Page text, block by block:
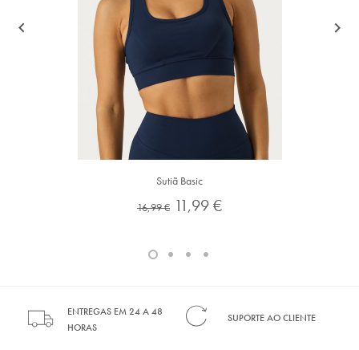
Sutiã Basic
Preço
16,99 € Preço
11,99 €
 
ENTREGAS EM 24 A 48
HORAS
SUPORTE AO CLIENTE